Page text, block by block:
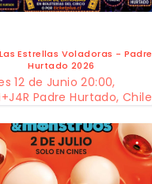
Estrellas Voladoras - Padre
Hurtado 2026
12 de Junio 20:00,
Padre Hurtado, Chile